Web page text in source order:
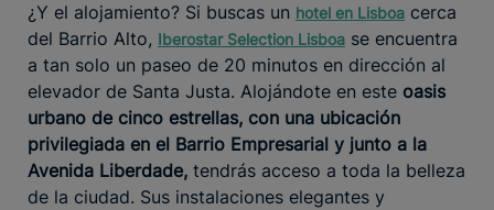
¿Y el alojamiento? Si buscas un hotel en Lisboa cerca
del Barrio Alto, Iberostar Selection Lisboa se encuentra
a tan solo un paseo de 20 minutos en dirección al
elevador de Santa Justa. Alojándote en este oasis
urbano de cinco estrellas, con una ubicación
privilegiada en el Barrio Empresarial y junto a la
Avenida Liberdade, tendrás acceso a toda la belleza
de la ciudad. Sus instalaciones elegantes y